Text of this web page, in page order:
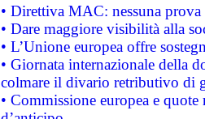
• Direttiva MAC: nessuna
• Dare maggiore visibilità alla
• L’Unione europea offre
• Giornata internazionale della
colmare il divario retributivo di
• Commissione europea e